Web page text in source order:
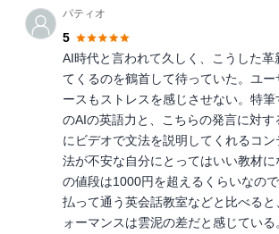
パティオ
5
AI時代と言われて久しく、こうした革
てくるのを鶴首して待っていた。ユー
ースもストレスを感じさせない。特
のAIの英語力と、こちらの発言に対す
にビデオで文法を説明してくれるコ
法が不安な自分にとってはいい教材に
の値段は1000円を超えるくらいなの
払って通う英会話教室などと比べる
ォーマンスは雲泥の差だと感じてい